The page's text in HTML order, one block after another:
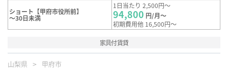
ショート【甲府市役所前】
～30日未満
1日当たり 2,500円～
94,800 円/月～
初期費用他 16,500円～
家具付賃貸
山梨県 甲府市